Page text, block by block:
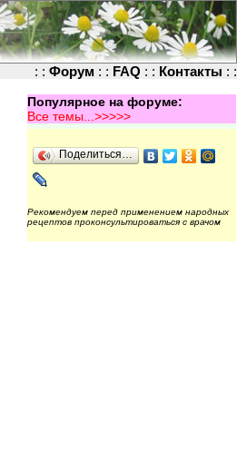
: : Форум : : FAQ : : Контакты : :
Популярное на форуме:
Все темы...>>>>>
Поделиться…
Рекомендуем перед применением народных
рецептов проконсультироваться с врачом